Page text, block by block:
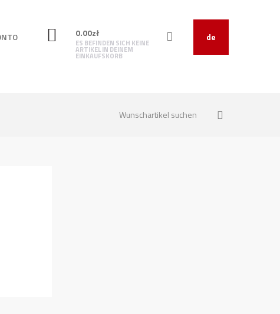
de
0.00zł
ES BEFINDEN SICH KEINE
ARTIKEL IN DEINEM
EINKAUFSKORB